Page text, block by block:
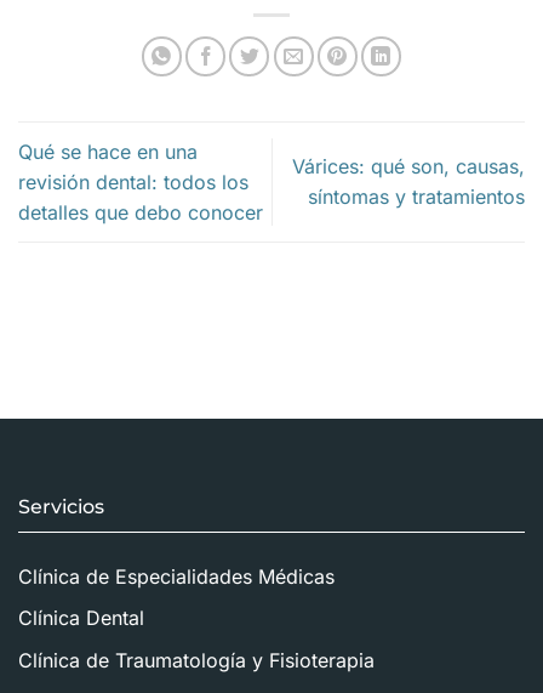
Qué se hace en una
revisión dental: todos los
detalles que debo conocer
Várices: qué son, causas,
síntomas y tratamientos
Servicios
Clínica de Especialidades Médicas
Clínica Dental
Clínica de Traumatología y Fisioterapia